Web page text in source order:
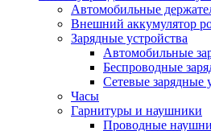
Автомобильные
Внешний аккумулятор
Зарядные устройства
Автомобильные
Беспроводные
Сетевые зарядные
Часы
Гарнитуры и наушники
Проводные